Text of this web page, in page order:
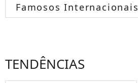
Famosos Internacionais
TENDÊNCIAS